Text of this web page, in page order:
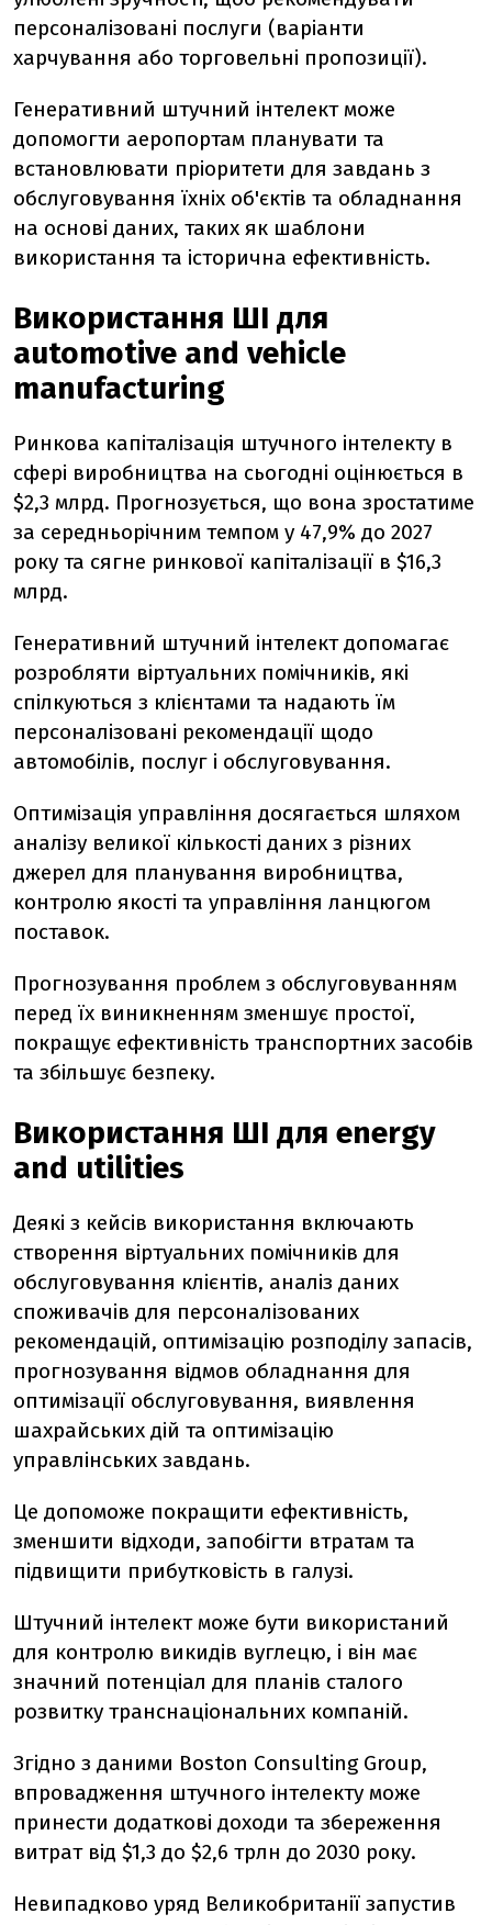
персоналізовані послуги (варіанти
харчування або торговельні пропозиції).
Генеративний штучний інтелект може
допомогти аеропортам планувати та
встановлювати пріоритети для завдань з
обслуговування їхніх об'єктів та обладнання
на основі даних, таких як шаблони
використання та історична ефективність.
Використання ШІ для
automotive and vehicle
manufacturing
Ринкова капіталізація штучного інтелекту в
сфері виробництва на сьогодні оцінюється в
$2,3 млрд. Прогнозується, що вона зростатиме
за середньорічним темпом у 47,9% до 2027
року та сягне ринкової капіталізації в $16,3
млрд.
Генеративний штучний інтелект допомагає
розробляти віртуальних помічників, які
спілкуються з клієнтами та надають їм
персоналізовані рекомендації щодо
автомобілів, послуг і обслуговування.
Оптимізація управління досягається шляхом
аналізу великої кількості даних з різних
джерел для планування виробництва,
контролю якості та управління ланцюгом
поставок.
Прогнозування проблем з обслуговуванням
перед їх виникненням зменшує простої,
покращує ефективність транспортних засобів
та збільшує безпеку.
Використання ШІ для energy
and utilities
Деякі з кейсів використання включають
створення віртуальних помічників для
обслуговування клієнтів, аналіз даних
споживачів для персоналізованих
рекомендацій, оптимізацію розподілу запасів,
прогнозування відмов обладнання для
оптимізації обслуговування, виявлення
шахрайських дій та оптимізацію
управлінських завдань.
Це допоможе покращити ефективність,
зменшити відходи, запобігти втратам та
підвищити прибутковість в галузі.
Штучний інтелект може бути використаний
для контролю викидів вуглецю, і він має
значний потенціал для планів сталого
розвитку транснаціональних компаній.
Згідно з даними Boston Consulting Group,
впровадження штучного інтелекту може
принести додаткові доходи та збереження
витрат від $1,3 до $2,6 трлн до 2030 року.
Невипадково уряд Великобританії запустив